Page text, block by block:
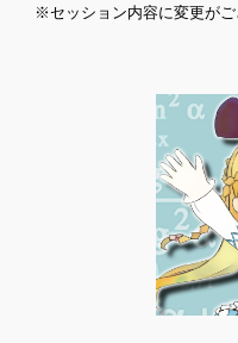
※セッション内容に変更がご